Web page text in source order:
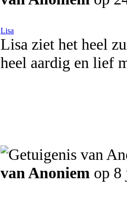
Lisa
Lisa ziet het heel
heel aardig en lief
van Anoniem op 8